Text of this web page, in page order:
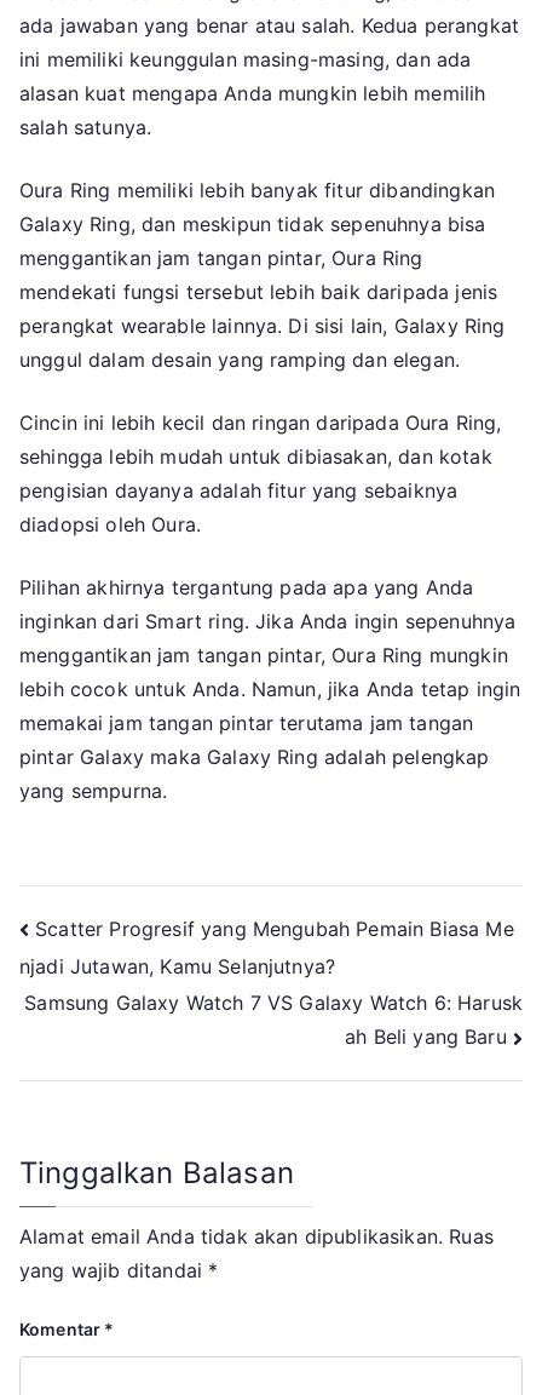
ada jawaban yang benar atau salah. Kedua perangkat
ini memiliki keunggulan masing-masing, dan ada
alasan kuat mengapa Anda mungkin lebih memilih
salah satunya.
Oura Ring memiliki lebih banyak fitur dibandingkan
Galaxy Ring, dan meskipun tidak sepenuhnya bisa
menggantikan jam tangan pintar, Oura Ring
mendekati fungsi tersebut lebih baik daripada jenis
perangkat wearable lainnya. Di sisi lain, Galaxy Ring
unggul dalam desain yang ramping dan elegan.
Cincin ini lebih kecil dan ringan daripada Oura Ring,
sehingga lebih mudah untuk dibiasakan, dan kotak
pengisian dayanya adalah fitur yang sebaiknya
diadopsi oleh Oura.
Pilihan akhirnya tergantung pada apa yang Anda
inginkan dari Smart ring. Jika Anda ingin sepenuhnya
menggantikan jam tangan pintar, Oura Ring mungkin
lebih cocok untuk Anda. Namun, jika Anda tetap ingin
memakai jam tangan pintar terutama jam tangan
pintar Galaxy maka Galaxy Ring adalah pelengkap
yang sempurna.
Navigasi
pos
Scatter Progresif yang Mengubah Pemain Biasa Me
njadi Jutawan, Kamu Selanjutnya?
Samsung Galaxy Watch 7 VS Galaxy Watch 6: Harusk
ah Beli yang Baru
Tinggalkan Balasan
Alamat email Anda tidak akan dipublikasikan. Ruas
yang wajib ditandai *
Komentar *